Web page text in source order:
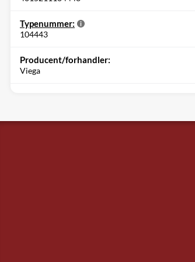
Typenummer:
104443
Producent/forhandler:
Viega